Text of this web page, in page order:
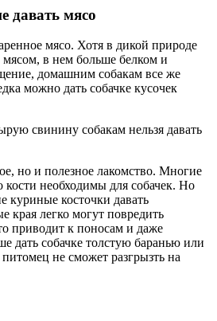
давать мясо
мясо. Хотя в дикой природе
в нем больше белком и
домашним собакам все же
можно дать собачке кусочек
свинину собакам нельзя давать
но и полезное лакомство. Многие
кости необходимы для собачек. Но
куриные косточки давать
края легко могут повредить
приводит к поносам и даже
дать собачке толстую баранью или
не сможет разгрызть на